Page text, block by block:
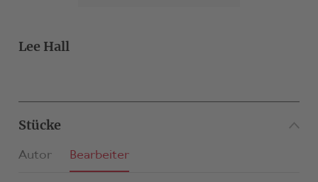
Lee Hall
Stücke
Autor
Bearbeiter